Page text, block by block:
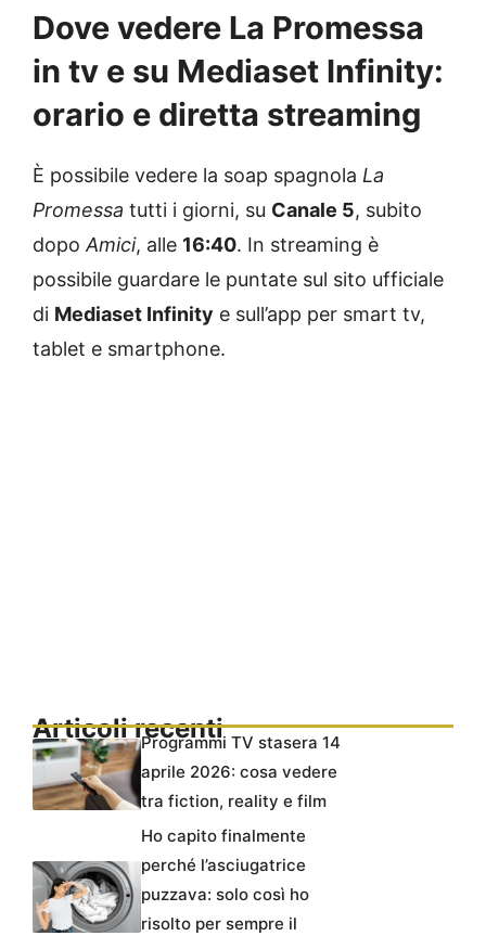
Dove vedere La Promessa
in tv e su Mediaset Infinity:
orario e diretta streaming
È possibile vedere la soap spagnola La
Promessa tutti i giorni, su Canale 5, subito
dopo Amici, alle 16:40. In streaming è
possibile guardare le puntate sul sito ufficiale
di Mediaset Infinity e sull’app per smart tv,
tablet e smartphone.
Articoli recentiProgrammi TV stasera 14
aprile 2026: cosa vedere
tra fiction, reality e film
Ho capito finalmente
perché l’asciugatrice
puzzava: solo così ho
risolto per sempre il